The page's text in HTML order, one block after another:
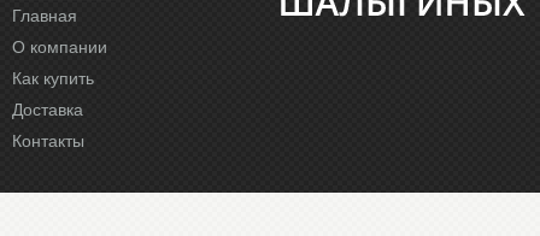
Главная
О компании
Как купить
Доставка
Контакты